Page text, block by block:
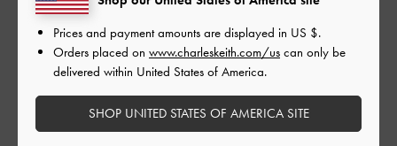
1 0
レビューを書く
Prices and payment amounts are displayed in US $.
Orders placed on www.charleskeith.com/us can only be
delivered within United States of America.
SHOP UNITED STATES OF AMERICA SITE